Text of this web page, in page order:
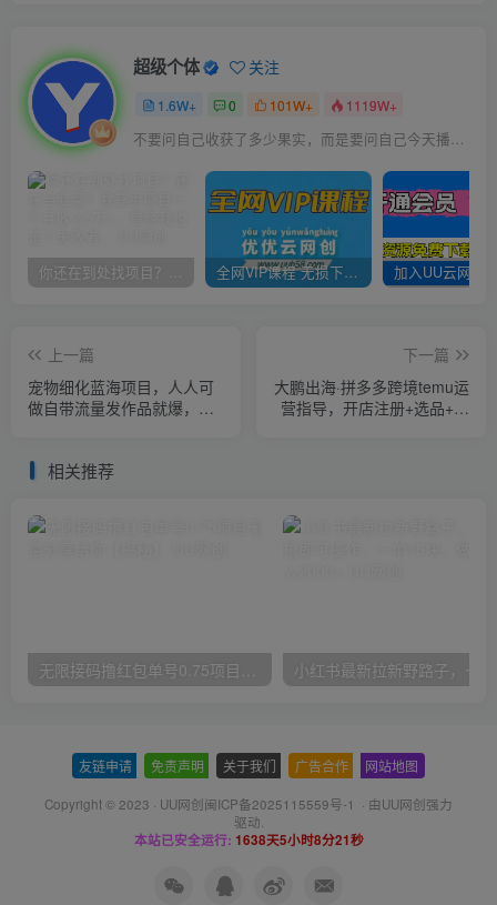
超级个体 关注
1.6W+ 0 101W+ 1119W+
不要问自己收获了多少果实，而是要问自己今天播种了多少种子
你还在到处找项目？还在当韭菜？我靠卖项目一个月收入5万+，曾经我也是个失败者。 全网VIP课程 无损下载~
上一篇
宠物细化蓝海项目，人人可
做自带流量发作品就爆，掌
下一篇
大鹏出海·拼多多跨境temu运
营指导，开店注册+选品+核
相关推荐
无限接码撸红包单号0.75项目无偿分享给你【揭秘】
友链申请 免责声明 关于我们 广告合作 网站地图
Copyright © 2023 · UU网创闽ICP备2025115559号-1 · 由UU网创强力
驱动.
本站已安全运行: 1638天5小时8分22秒